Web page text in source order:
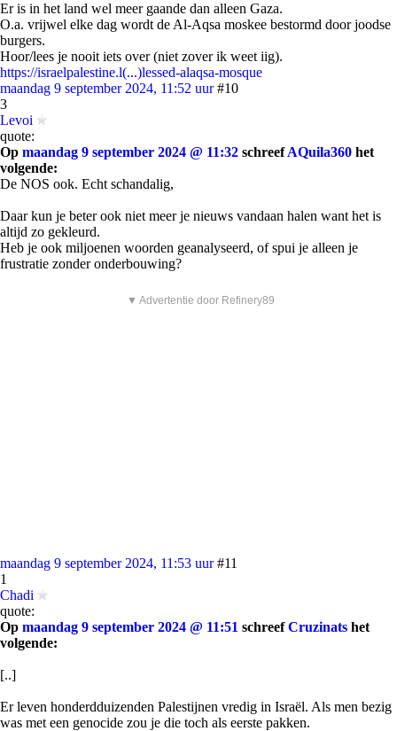
Er is in het land wel meer gaande dan alleen Gaza.
O.a. vrijwel elke dag wordt de Al-Aqsa moskee bestormd door joodse
burgers.
Hoor/lees je nooit iets over (niet zover ik weet iig).
https://israelpalestine.l(...)lessed-alaqsa-mosque
maandag 9 september 2024, 11:52 uur #10
3
Levoi
quote:
Op maandag 9 september 2024 @ 11:32 schreefAQuila360 het
volgende:
De NOS ook. Echt schandalig,
Daar kun je beter ook niet meer je nieuws vandaan halen want het is
altijd zo gekleurd.
Heb je ook miljoenen woorden geanalyseerd, of spui je alleen je
frustratie zonder onderbouwing?
▼ Advertentie door Refinery89
maandag 9 september 2024, 11:53 uur #11
1
Chadi
quote:
Op maandag 9 september 2024 @ 11:51 schreefCruzinats het
volgende:
[..]
Er leven honderdduizenden Palestijnen vredig in Israël. Als men bezig
was met een genocide zou je die toch als eerste pakken.